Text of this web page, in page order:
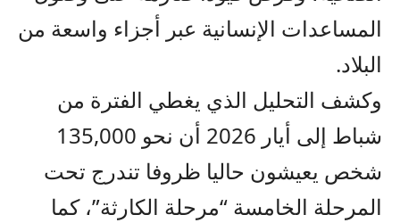
المساعدات الإنسانية عبر أجزاء واسعة من
البلاد.
وكشف التحليل الذي يغطي الفترة من
شباط إلى أيار 2026 أن نحو 135,000
شخص يعيشون حاليا ظروفا تندرج تحت
المرحلة الخامسة “مرحلة الكارثة”، كما